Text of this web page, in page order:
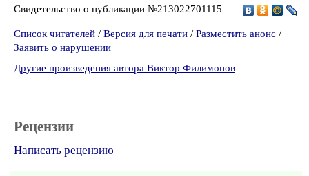
Свидетельство о публикации №213022701115
Список читателей / Версия для печати / Разместить анонс /
Заявить о нарушении
Другие произведения автора Виктор Филимонов
Рецензии
Написать рецензию